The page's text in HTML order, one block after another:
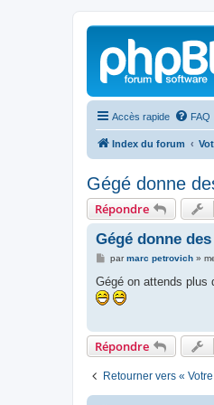
Accès rapide FAQ
Index du forum
Gégé donne
Répondre
Gégé donne
M
s
s
a
parmarc petrovich»
Gégé on attends plus
Répondre
Retourner vers «